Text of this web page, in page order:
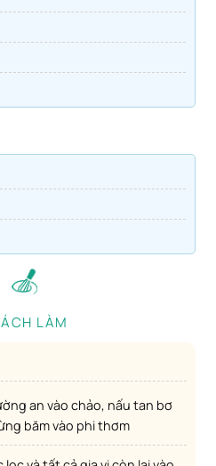
CÁCH LÀM
băm vào phi thơm